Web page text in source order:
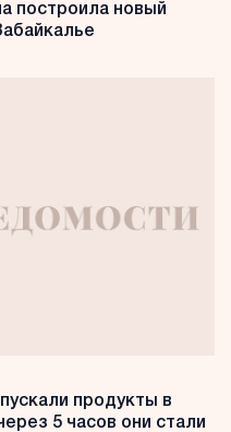
построила новый
продукты в
5 часов они стали